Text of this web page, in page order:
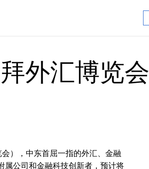
外汇博览会
会），中东首屈一指的外汇、金融
属公司和金融科技创新者，预计将